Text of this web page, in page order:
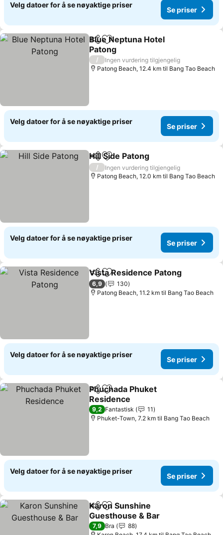
Velg datoer for å se nøyaktige priser
Se priser
Del Legg til i favoritter
Blue Neptuna Hotel
Patong
Se priser
/
Ingen vurdering tilgjengelig
Patong Beach, 12.4 km til Bang Tao Beach
Velg datoer for å se nøyaktige priser
Se priser
Del Legg til i favoritter
Hill Side Patong
/
Ingen vurdering tilgjengelig
Patong Beach, 12.0 km til Bang Tao Beach
Velg datoer for å se nøyaktige priser
Se priser
Del Legg til i favoritter
Vista Residence Patong
6,9
130
Patong Beach, 11.2 km til Bang Tao Beach
Velg datoer for å se nøyaktige priser
Se priser
Del Legg til i favoritter
Phuchada Phuket
Residence
Se priser
9,2 Fantastisk
11
Phuket-Town, 7.2 km til Bang Tao Beach
Velg datoer for å se nøyaktige priser
Se priser
Del Legg til i favoritter
Karon Sunshine
Guesthouse & Bar
Se priser
7,9 Bra
88